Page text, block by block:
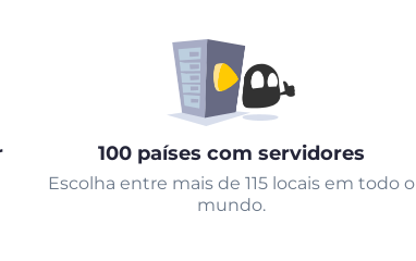
100 países com servidores
Escolha entre mais de 115 locais em todo o
mundo.